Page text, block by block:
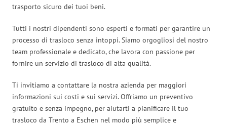
trasporto sicuro dei tuoi beni.
Tutti i nostri dipendenti sono esperti e formati per garantire un
processo di trasloco senza intoppi. Siamo orgogliosi del nostro
team professionale e dedicato, che lavora con passione per
fornire un servizio di trasloco di alta qualità.
Ti invitiamo a contattare la nostra azienda per maggiori
informazioni sui costi e sui servizi. Offriamo un preventivo
gratuito e senza impegno, per aiutarti a pianificare il tuo
trasloco da Trento a Eschen nel modo più semplice e